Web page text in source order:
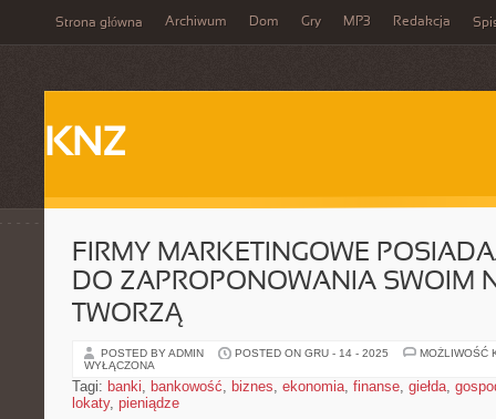
Strona główna Archiwum Dom Gry MP3 Redakcja
KNZ
FIRMY MARKETINGOWE
DO ZAPROPONOWANIA SWOIM
TWORZĄ
POSTED BY ADMIN POSTED ON GRU - 14 - 2025
MOŻLIWOŚĆ
WYŁĄCZONA
Tagi: banki, bankowość, biznes, ekonomia, finanse, giełda,
lokaty, pieniądze